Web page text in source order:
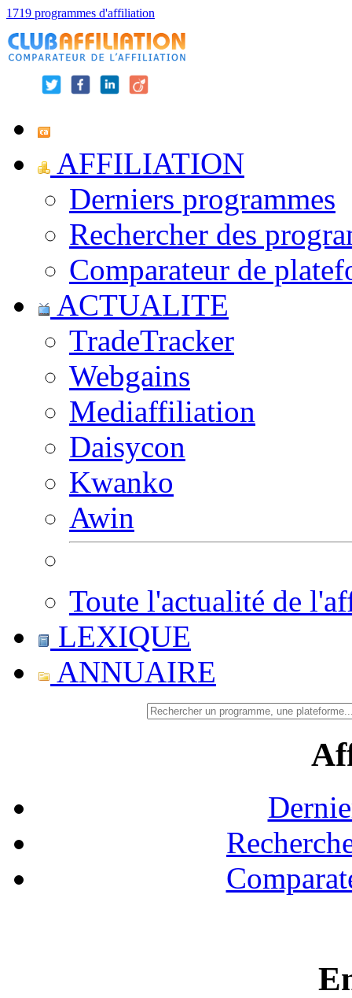
1719 programmes d'affiliation
AFFILIATION
Derniers programmes
Rechercher des
Comparateur de
ACTUALITE
TradeTracker
Webgains
Mediaffiliation
Daisycon
Kwanko
Awin
Toute l'actualité de
LEXIQUE
ANNUAIRE